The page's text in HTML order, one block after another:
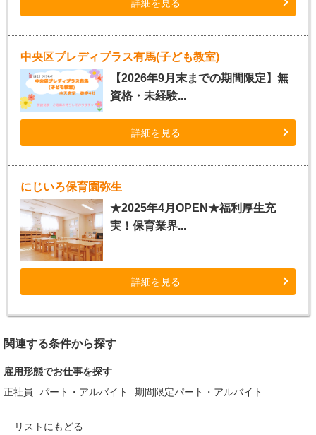
詳細を見る
中央区プレディプラス有馬(子ども教室)
【2026年9月末までの期間限定】無
資格・未経験...
詳細を見る
にじいろ保育園弥生
★2025年4月OPEN★福利厚生充
実！保育業界...
詳細を見る
関連する条件から探す
雇用形態でお仕事を探す
正社員
パート・アルバイト 期間限定パート・アルバイト
リストにもどる